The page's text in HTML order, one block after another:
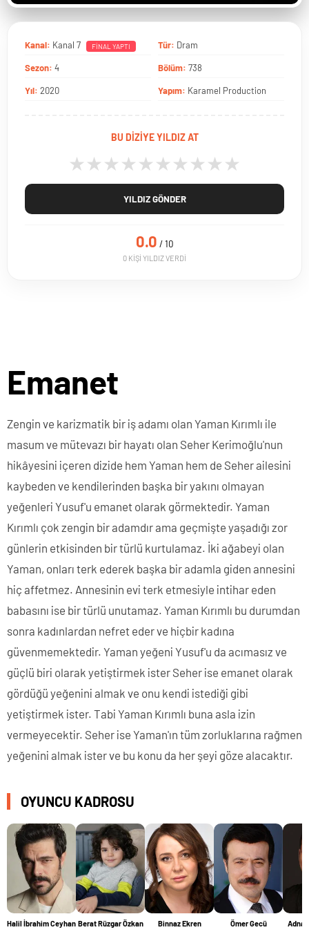
Kanal: Kanal 7 FİNAL YAPTI Tür: Dram
Sezon: 4 Bölüm: 738
Yıl: 2020 Yapım: Karamel Production
BU DİZİYE YILDIZ AT
★★★★★★★★★★
YILDIZ GÖNDER
0.0 / 10
0 KİŞİ YILDIZ VERDİ
Emanet
Zengin ve karizmatik bir iş adamı olan Yaman Kırımlı ile
masum ve mütevazı bir hayatı olan Seher Kerimoğlu'nun
hikâyesini içeren dizide hem Yaman hem de Seher ailesini
kaybeden ve kendilerinden başka bir yakını olmayan
yeğenleri Yusuf'u emanet olarak görmektedir. Yaman
Kırımlı çok zengin bir adamdır ama geçmişte yaşadığı zor
günlerin etkisinden bir türlü kurtulamaz. İki ağabeyi olan
Yaman, onları terk ederek başka bir adamla giden annesini
hiç affetmez. Annesinin evi terk etmesiyle intihar eden
babasını ise bir türlü unutamaz. Yaman Kırımlı bu durumdan
sonra kadınlardan nefret eder ve hiçbir kadına
güvenmemektedir. Yaman yeğeni Yusuf'u da acımasız ve
güçlü biri olarak yetiştirmek ister Seher ise emanet olarak
gördüğü yeğenini almak ve onu kendi istediği gibi
yetiştirmek ister. Tabi Yaman Kırımlı buna asla izin
vermeyecektir. Seher ise Yaman'ın tüm zorluklarına rağmen
yeğenini almak ister ve bu konu da her şeyi göze alacaktır.
OYUNCU KADROSU
Halil İbrahim Ceyhan Berat Rüzgar Özkan Binnaz Ekren Ömer Gecü